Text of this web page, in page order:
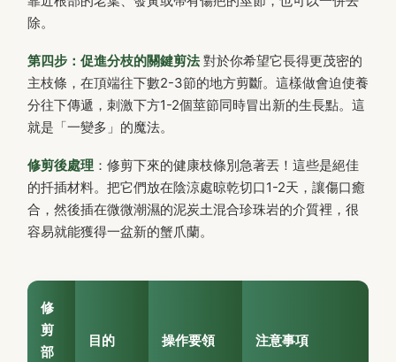
除。
第四步：促進分枝的關鍵剪法對於你希望它長得更茂密的
主枝條，在頂端往下數2-3節的地方剪斷。這樣做會迫使養
分往下傳遞，刺激下方1-2個莖節同時冒出新的生長點。這
就是「一變多」的魔法。
修剪後處理 ：修剪下來的健康枝條別急著丟！這些是絕佳
的扦插材料。把它們放在陰涼處晾乾切口1-2天，讓傷口癒
合，然後插在微微潮濕的泥炭土混合珍珠岩的介質裡，很
容易就能獲得一盆新的蟹爪蘭。
修
剪
部
目的 操作要領 注意事項